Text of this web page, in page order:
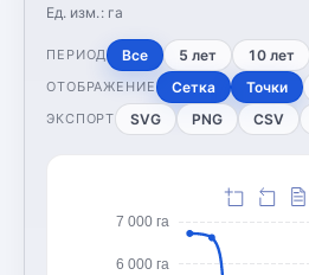
Ед. изм.: га
ПЕРИОД Все 5 лет 10 лет
ОТОБРАЖЕНИЕ Сетка Точки
ЭКСПОРТ SVG PNG CSV
6 000 га
7 000 га